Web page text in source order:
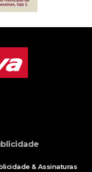
& Assinaturas